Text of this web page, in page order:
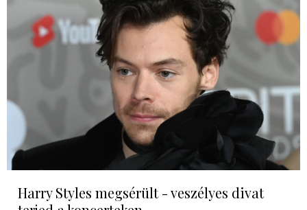
Harry Styles megsérült - veszélyes divat